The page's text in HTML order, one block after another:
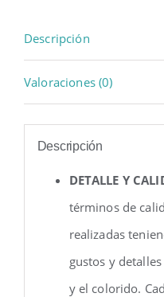
Descripción
Valoraciones (0)
Descripción
DETALLE Y
términos de
realizadas
gustos y
y el colorido.